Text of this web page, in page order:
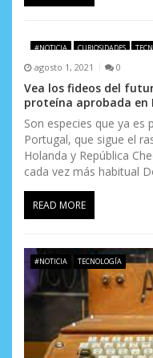
#NOTICIA CURIOSIDADES
agosto 1, 2021 0
Vea los fideos del
proteína aprobada en
Son especies que ya es
Portugal, que sigue el
Holanda y República
cada vez más habitual
READ MORE
#NOTICIA TECNOLOGÍA